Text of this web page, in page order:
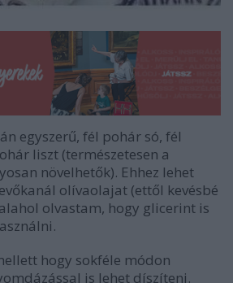
egyszerű, fél pohár só, fél
liszt (természetesen a
növelhetők). Ehhez lehet
olívaolajat (ettől kevésbé
olvastam, hogy glicerint is
hogy sokféle módon
is lehet díszíteni.